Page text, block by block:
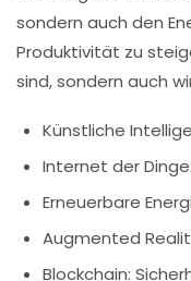
sondern auch den
Produktivität zu
sind, sondern auch
Künstliche
Internet der Dinge
Erneuerbare
Augmented
Blockchain: